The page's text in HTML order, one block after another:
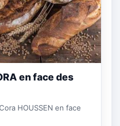
en face des
HOUSSEN en face